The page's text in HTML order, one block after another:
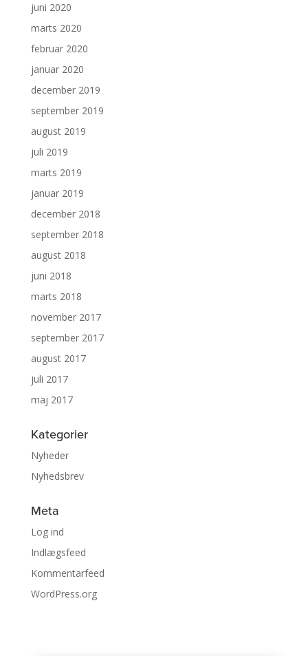
juni 2020
marts 2020
februar 2020
januar 2020
december 2019
september 2019
august 2019
juli 2019
marts 2019
januar 2019
december 2018
september 2018
august 2018
juni 2018
marts 2018
november 2017
september 2017
august 2017
juli 2017
maj 2017
Kategorier
Nyheder
Nyhedsbrev
Meta
Log ind
Indlægsfeed
Kommentarfeed
WordPress.org